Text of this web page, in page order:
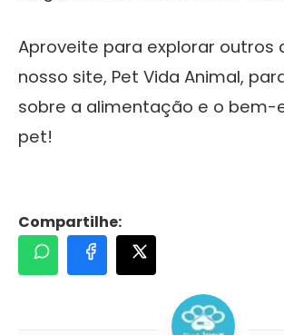
Aproveite para explorar outros
nosso site, Pet Vida Animal,
sobre a alimentação e o bem-
pet!
Compartilhe: